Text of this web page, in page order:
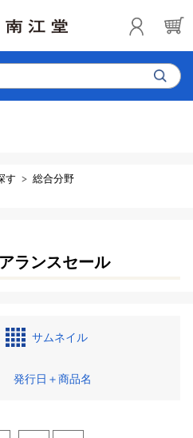
す 総合分野
ランスセール
サムネイル
発行日＋商品名